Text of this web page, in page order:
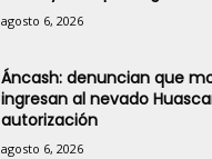
agosto 6, 2026
Áncash: denuncian que
ingresan al nevado
autorización
agosto 6, 2026